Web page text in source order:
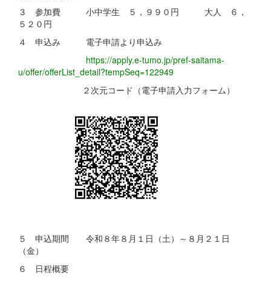
３ 参加費 小中学生 ５，９９０円 大人 ６，
５２０円
４ 申込み 電子申請より申込み
https://apply.e-tumo.jp/pref-saitama-
u/offer/offerList_detail?tempSeq=122949
２次元コード（電子申請入力フォーム）
５ 申込期間 令和８年８月１日（土）～８月２１日
（金）
６ 日程概要